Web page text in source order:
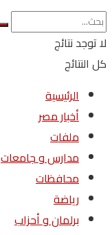
لا توجد نتائج
كل النتائج
الرئيسية
أخبار مصر
ملفات
مدارس و جامعات
محافظات
رياضة
برلمان و أحزاب